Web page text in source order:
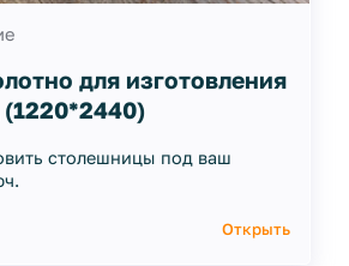
для изготовления
столешницы под ваш
Открыть